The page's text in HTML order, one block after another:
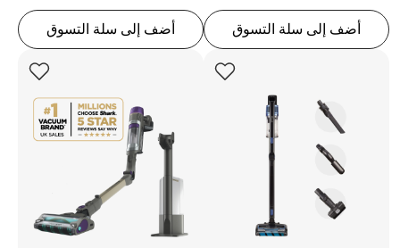
أضف إلى سلة التسوق أضف إلى سلة التسوق